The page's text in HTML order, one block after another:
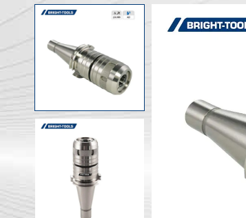
Strumenti statici e azionati
Strumenti di alesatura
Anti vibrazione
Accessori portautensili
Macchina